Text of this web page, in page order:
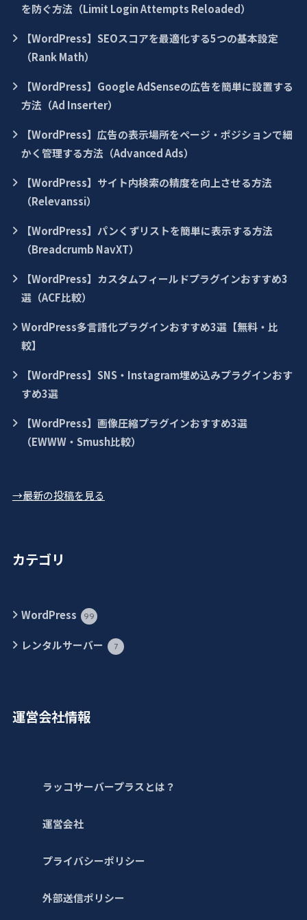
を防ぐ方法（Limit Login Attempts Reloaded）
【WordPress】SEOスコアを最適化する5つの基本設定
（Rank Math）
【WordPress】Google AdSenseの広告を簡単に設置する
方法（Ad Inserter）
【WordPress】広告の表示場所をページ・ポジションで細
かく管理する方法（Advanced Ads）
【WordPress】サイト内検索の精度を向上させる方法
（Relevanssi）
【WordPress】パンくずリストを簡単に表示する方法
（Breadcrumb NavXT）
【WordPress】カスタムフィールドプラグインおすすめ3
選（ACF比較）
WordPress多言語化プラグインおすすめ3選【無料・比
較】
【WordPress】SNS・Instagram埋め込みプラグインおす
すめ3選
【WordPress】画像圧縮プラグインおすすめ3選
（EWWW・Smush比較）
→最新の投稿を見る
カテゴリ
WordPress 99
レンタルサーバー 7
運営会社情報
ラッコサーバープラスとは？
運営会社
プライバシーポリシー
外部送信ポリシー